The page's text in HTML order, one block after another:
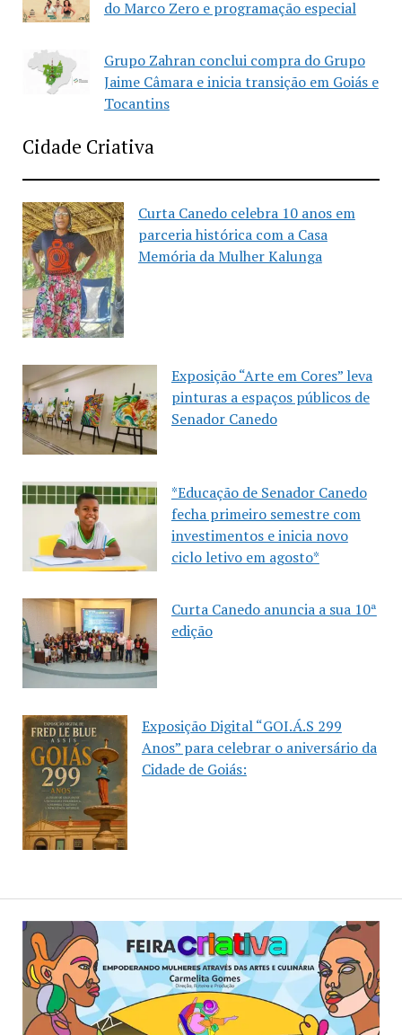
do Marco Zero e programação especial
Grupo Zahran conclui compra do Grupo
Jaime Câmara e inicia transição em Goiás e
Tocantins
Cidade Criativa
Curta Canedo celebra 10 anos em
parceria histórica com a Casa
Memória da Mulher Kalunga
Exposição “Arte em Cores” leva
pinturas a espaços públicos de
Senador Canedo
*Educação de Senador Canedo
fecha primeiro semestre com
investimentos e inicia novo
ciclo letivo em agosto*
Curta Canedo anuncia a sua 10ª
edição
Exposição Digital “GOI.Á.S 299
Anos” para celebrar o aniversário da
Cidade de Goiás: